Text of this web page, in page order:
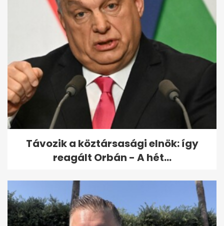
Felmentették a Madách Imre
Gimnázium igazgatóját, mert
nem...
Távozik a köztársasági elnök: így
reagált Orbán - A hét...